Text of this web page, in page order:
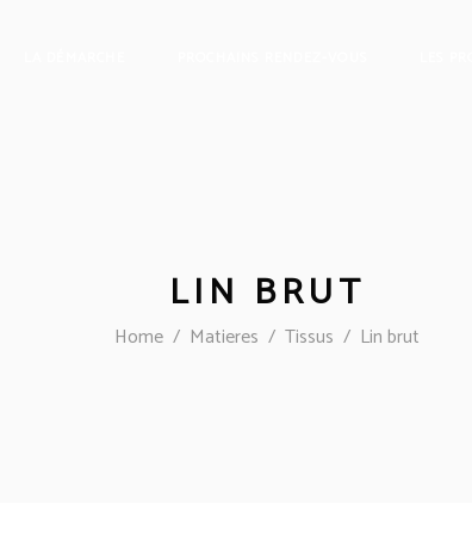
LIN BRUT
Home / Matieres / Tissus / Lin brut